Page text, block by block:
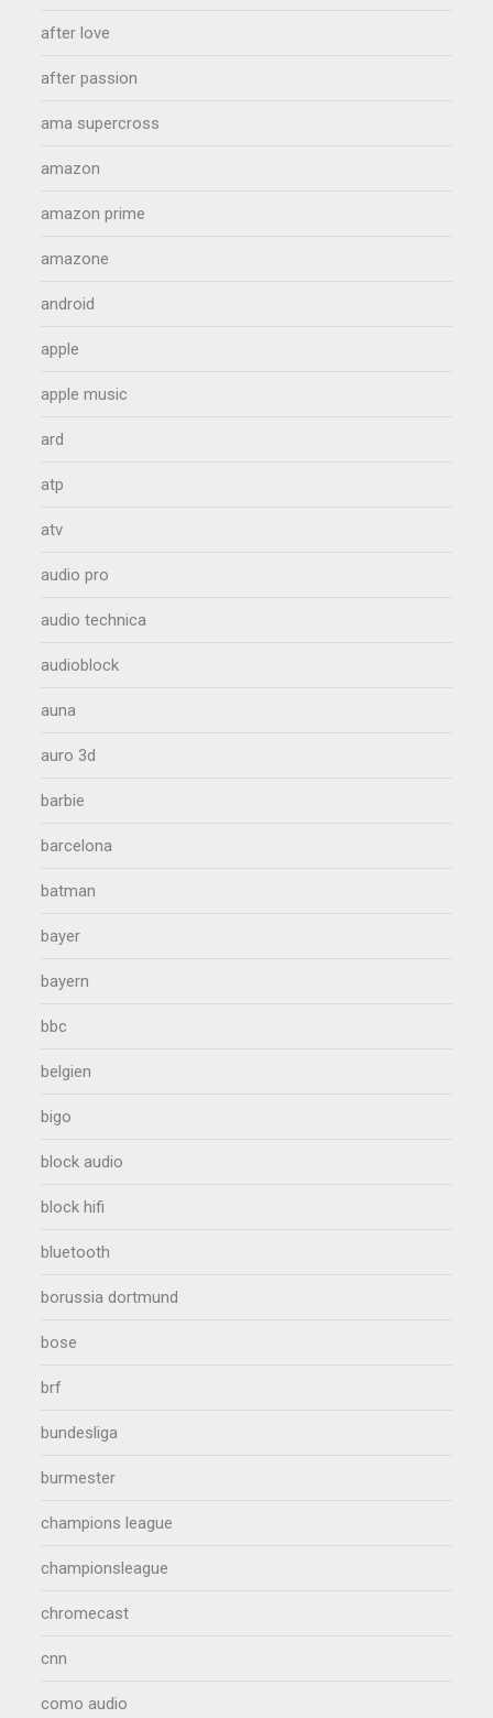
after love
after passion
ama supercross
amazon
amazon prime
amazone
android
apple
apple music
ard
atp
atv
audio pro
audio technica
audioblock
auna
auro 3d
barbie
barcelona
batman
bayer
bayern
bbc
belgien
bigo
block audio
block hifi
bluetooth
borussia dortmund
bose
brf
bundesliga
burmester
champions league
championsleague
chromecast
cnn
como audio